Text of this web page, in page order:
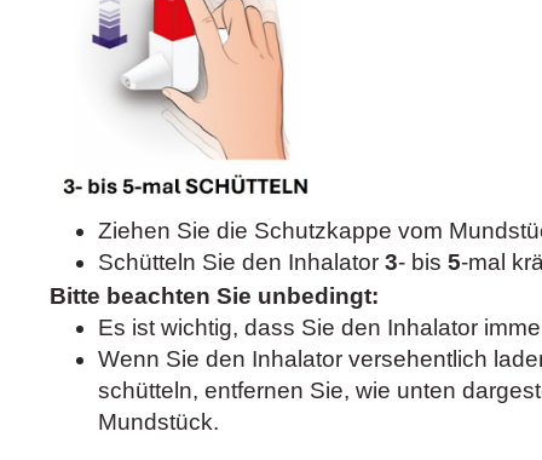
Ziehen Sie die Schutzkappe vom
Schütteln Sie den Inhalator 3- bis 5-mal
Bitte beachten Sie unbedingt:
Es ist wichtig, dass Sie den Inhalator
Wenn Sie den Inhalator versehentlich
schütteln, entfernen Sie, wie unten
Mundstück.